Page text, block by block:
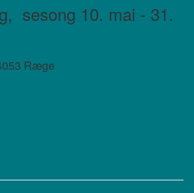
sesong 10. mai - 31.
Ræge